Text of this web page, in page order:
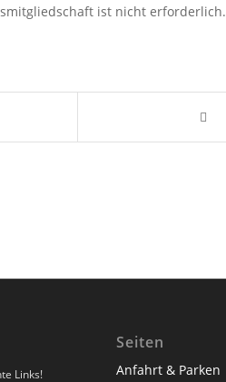
ist nicht erforderlich.
Links!
Seiten
Anfahrt & Parken